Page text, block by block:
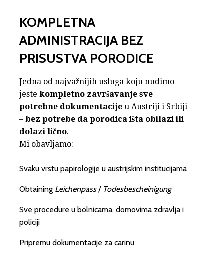
KOMPLETNA
ADMINISTRACIJA BEZ
PRISUSTVA PORODICE
Jedna od najvažnijih usluga koju nudimo
jeste kompletno završavanje sve
potrebne dokumentacije u Austriji i Srbiji
– bez potrebe da porodica išta obilazi ili
dolazi lično.
Mi obavljamo:
Svaku vrstu papirologije u austrijskim institucijama
Obtaining Leichenpass/ Todesbescheinigung
Sve procedure u bolnicama, domovima zdravlja i
policiji
Pripremu dokumentacije za carinu